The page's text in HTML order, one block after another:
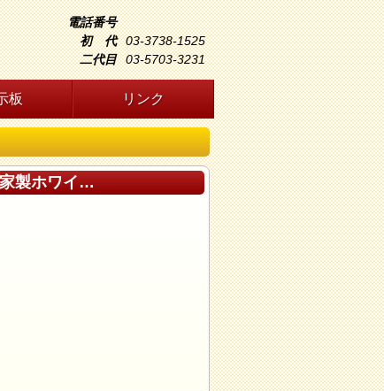
電話番号
初 代
03-3738-1525
二代目
03-5703-3231
板 リンク
製ホワイ…